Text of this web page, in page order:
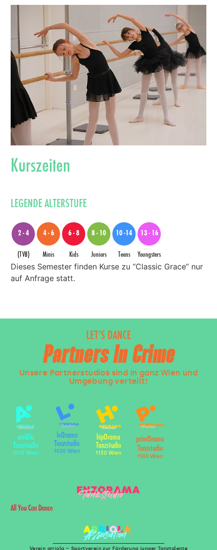
LEGENDE ALTERSTUFE
2 - 4
(TVB)
4 - 6
Minis
6 - 8
Kids
8 - 10
Juniors
10 -14
Teens
13 - 16
Youngsters
Kurszeiten
Dieses Semester finden Kurse zu “Classic Grace” nur
auf Anfrage statt.
LET’S DANCE
Partners In Crime
Unsere Partnerstudios sind in ganz Wien und
Umgebung verteilt!
arriOla
Tanzstudio
1070 Wien
leOrama
Tanzstudio
1020 Wien
hipOrama
Tanzstudio
1130 Wien
primOrama
Tanzstudio
1100 Wien
All You Can Dance
Verein arriola – Sportverein zur Förderung junger Tanztalente